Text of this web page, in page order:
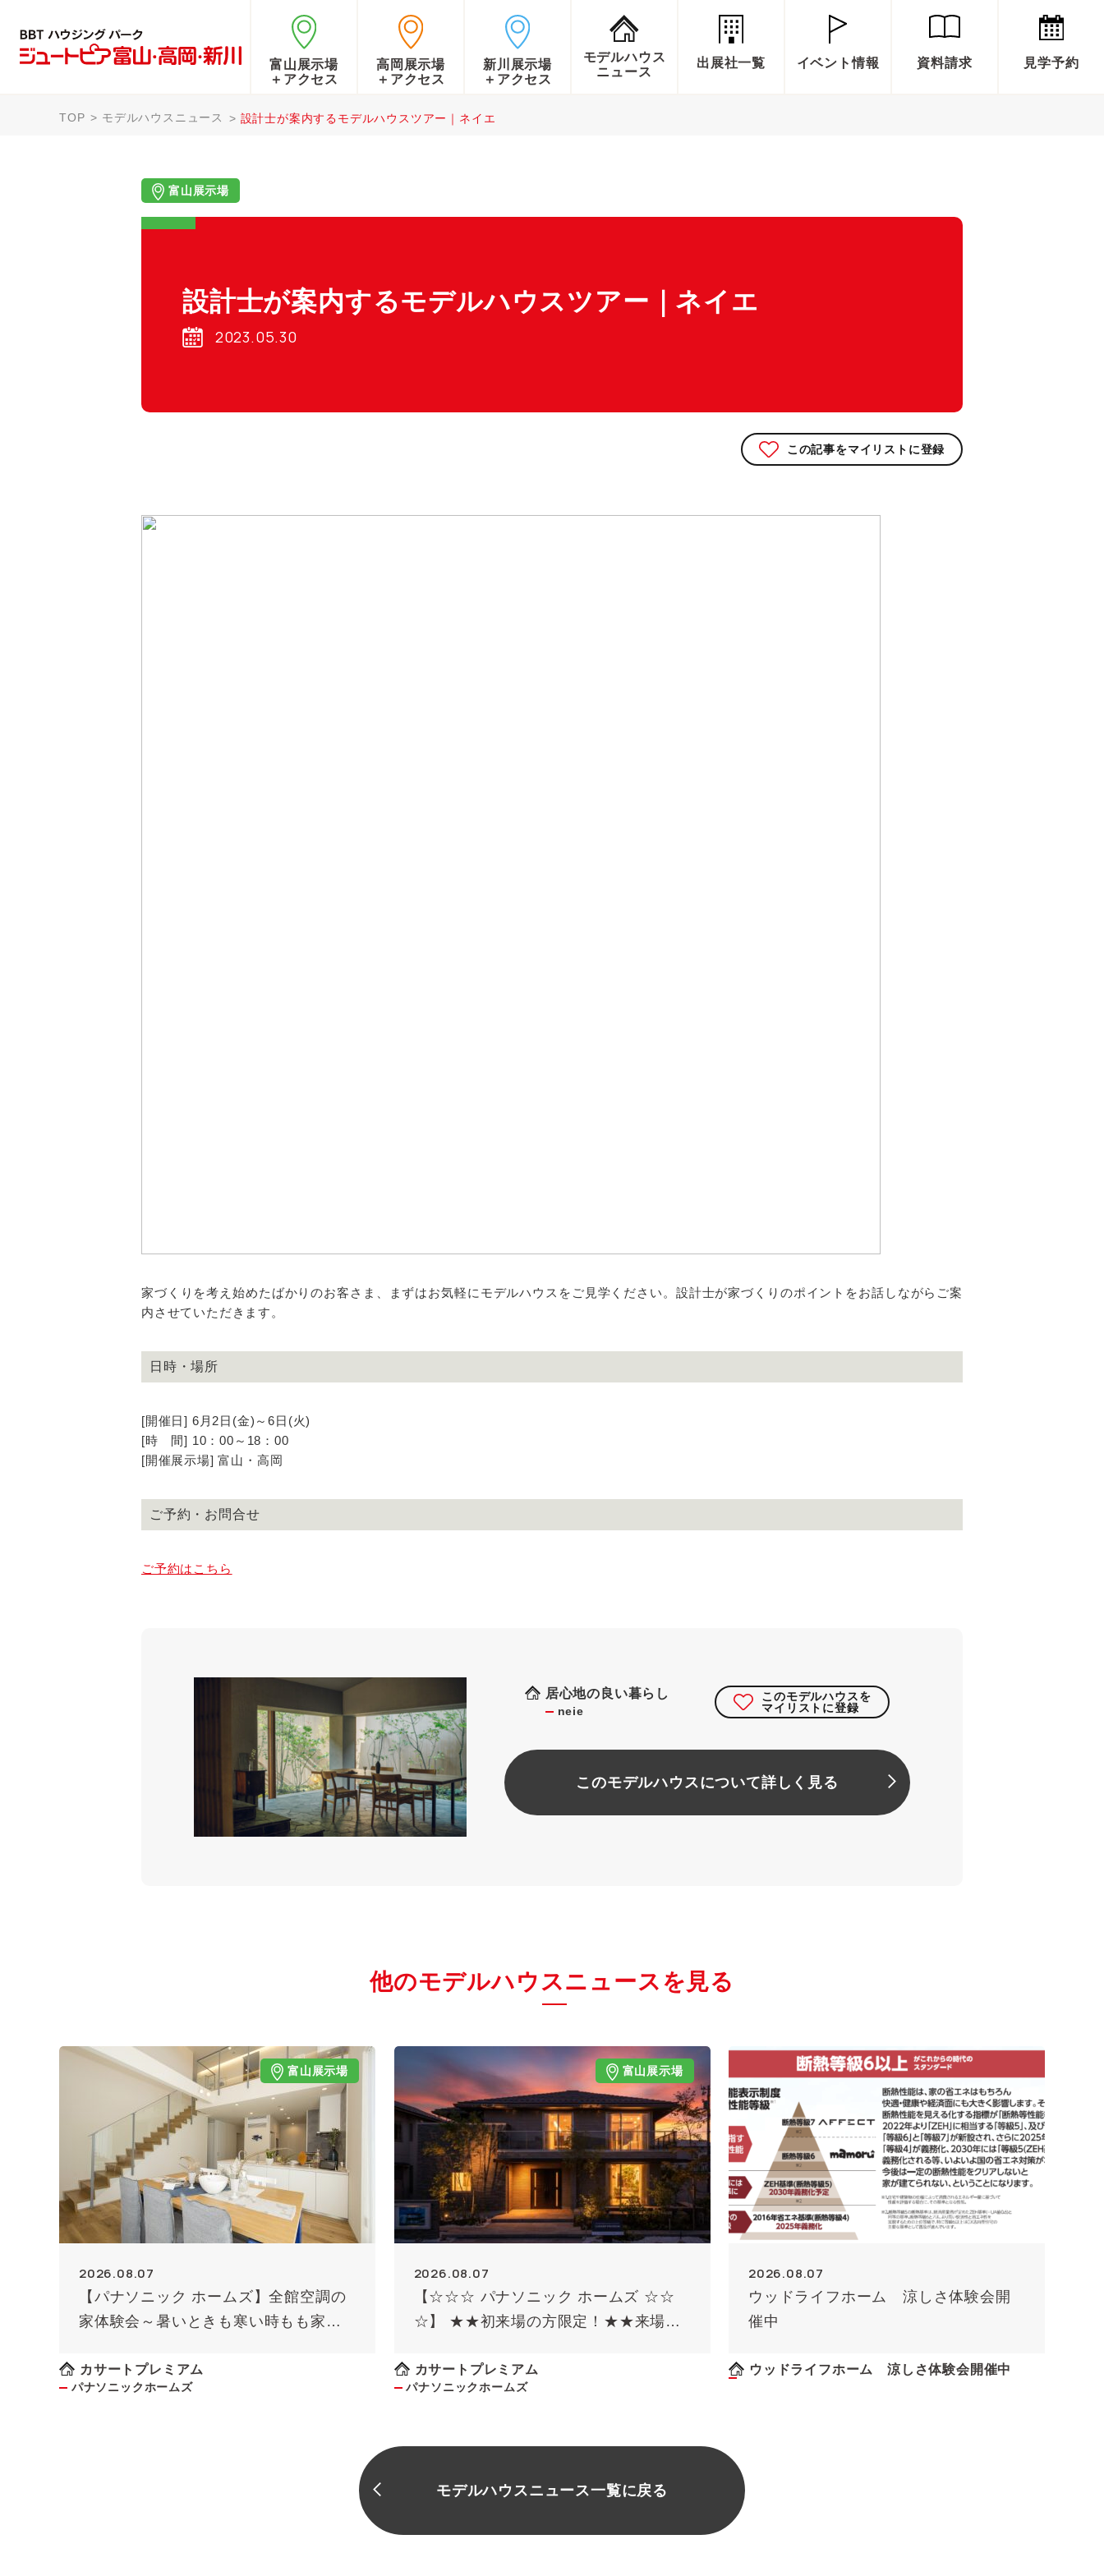
富山展示場
＋アクセス
高岡展示場
＋アクセス
新川展示場
＋アクセス
モデルハウス
ニュース
出展社一覧 イベント情報 資料請求 見学予約
TOP モデルハウスニュース 設計士が案内するモデルハウスツアー｜ネイエ
富山展示場
設計士が案内するモデルハウスツアー｜ネイエ
2023.05.30
この記事をマイリストに登録
家づくりを考え始めたばかりのお客さま、まずはお気軽にモデルハウスをご見学ください。設計士が家づくりのポイントをお話しながらご案
内させていただきます。
日時・場所
[開催日] 6月2日(金)～6日(火)
[時 間] 10：00～18：00
[開催展示場] 富山・高岡
ご予約・お問合せ
ご予約はこちら
居心地の良い暮らし
neie
このモデルハウスを
マイリストに登録
このモデルハウスについて詳しく見る
他のモデルハウスニュースを見る
富山展示場
2026.08.07
【パナソニック ホームズ】全館空調の
家体験会～暑いときも寒い時もも家じ
カサートプレミアム
パナソニックホームズ
富山展示場
2026.08.07
【☆☆☆ パナソニック ホームズ ☆☆
☆】 ★★初来場の方限定！★★来場予
ス！！(条件があります）
カサートプレミアム
パナソニックホームズ
2026.08.07
ウッドライフホーム 涼しさ体験会開
催中
ウッドライフホーム 涼しさ体験会開催中
モデルハウスニュース一覧に戻る